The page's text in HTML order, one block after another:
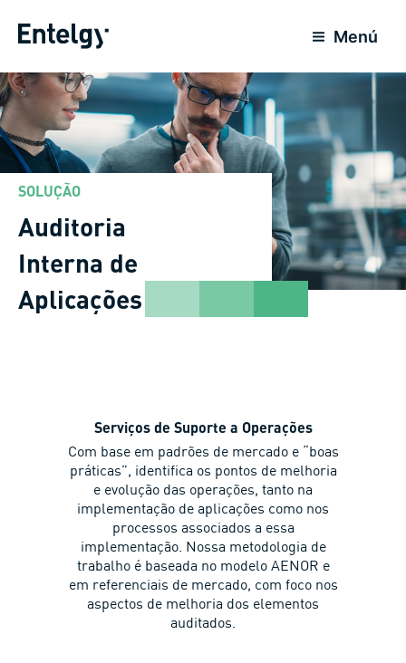
para
conteúdo
Menú
SOLUÇÃO
Auditoria
Interna de
Aplicações
Serviços de Suporte a Operações
Com base em padrões de mercado e “boas
práticas”, identifica os pontos de melhoria
e evolução das operações, tanto na
implementação de aplicações como nos
processos associados a essa
implementação. Nossa metodologia de
trabalho é baseada no modelo AENOR e
em referenciais de mercado, com foco nos
aspectos de melhoria dos elementos
auditados.